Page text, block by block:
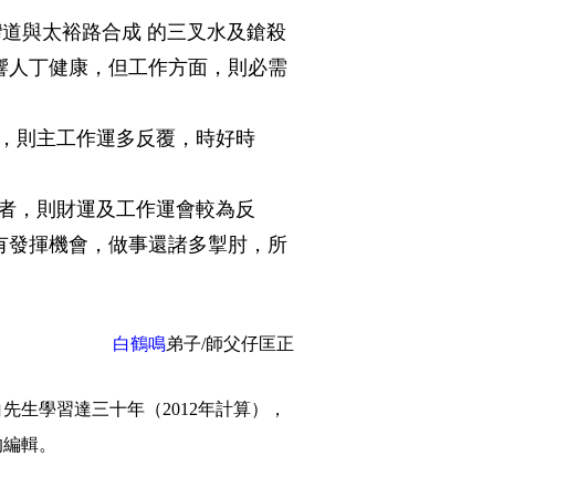
與太裕路合成 的三叉水及鎗殺
丁健康，但工作方面，則必需
則主工作運多反覆，時好時
，則財運及工作運會較為反
揮機會，做事還諸多掣肘，所
白鶴鳴弟子/師父仔匡正
生學習達三十年（2012年計算），
輯。